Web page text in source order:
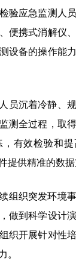
验应急监测人
便携式消解仪
设备的操作能
员沉着冷静、
测全过程，取
有效检验和
提供精准的数据
组织突发环境
做到科学设计
织开展针对性
。